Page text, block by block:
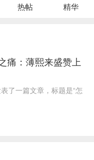
热帖 精华
痛：薄熙来盛赞上
了一篇文章，标题是“怎